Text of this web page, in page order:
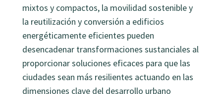
mixtos y compactos, la movilidad sostenible y
la reutilización y conversión a edificios
energéticamente eficientes pueden
desencadenar transformaciones sustanciales al
proporcionar soluciones eficaces para que las
ciudades sean más resilientes actuando en las
dimensiones clave del desarrollo urbano